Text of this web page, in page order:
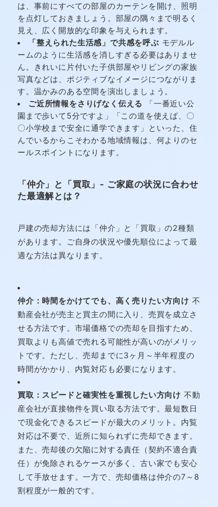
は、事前にすべての部屋のカーテンを開け、照明
を点灯しておきましょう。部屋の隅々まで明るく
見え、広く開放的な印象を与えられます。
「整えられた生活感」で共感を呼ぶ モデルル
ームのように生活感を消しすぎる必要はありませ
ん。きれいに片付いた子供部屋やリビングの家族
写真などは、ポジティブなイメージにつながりま
す。温かみのある空間を演出しましょう。
ご近所情報をさりげなく伝える
「一番近い公
園まで歩いて5分ですよ」「この道を使えば、〇
〇小学校まで安全に通学できます」といった、住
んでいるからこそわかる地域情報は、何よりのセ
ールスポイントになります。
「仲介」と「買取」- ご家庭の状況に合わせ
た最適解とは？
戸建の売却方法には「仲介」と「買取」の2種類
があります。ご自身の状況や優先順位によって最
適な方法は異なります。
仲介：時間をかけてでも、高く売りたい方向け 不
動産会社が売主と買主の間に入り、売買を成立さ
せる方法です。市場価格での売却を目指すため、
買取よりも高値で売れる可能性が高いのがメリッ
トです。ただし、売却までに3ヶ月～半年程度の
時間がかかり、内覧対応も必要になります。
買取：スピードと確実性を重視したい方向け 不動
産会社が直接物件を買い取る方法です。最短数日
で現金化できるスピードが最大のメリット。内覧
対応は不要で、近所に知られずに売却できます。
また、売却後の欠陥に対する責任（契約不適合責
任）が免除されるケースが多く、古い家でも安心
して手放せます。一方で、売却価格は仲介の7～8
割程度が一般的です。